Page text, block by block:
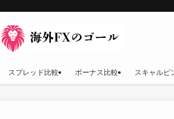
スプレッド比較 ボーナス比較 スキャルピ